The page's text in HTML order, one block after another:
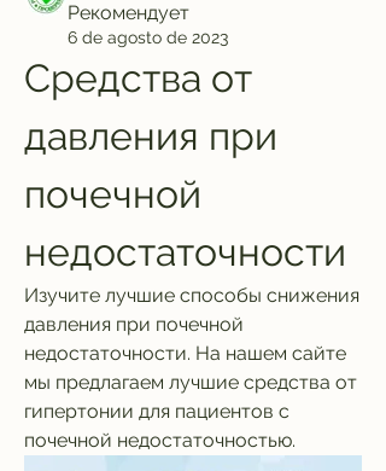
Рекомендует
6 de agosto de 2023
Средства от
давления при
почечной
недостаточности
Изучите лучшие способы снижения
давления при почечной
недостаточности. На нашем сайте
мы предлагаем лучшие средства от
гипертонии для пациентов с
почечной недостаточностью.